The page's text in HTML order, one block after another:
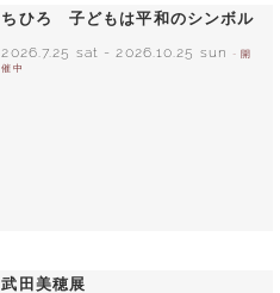
ちひろ 子どもは平和のシンボル
2026.7.25 sat -2026.10.25 sun
- 開
催中
武田美穂展